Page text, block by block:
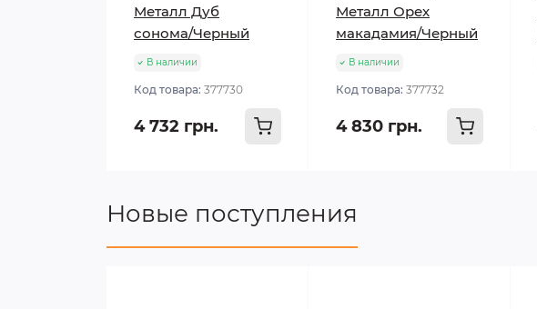
Металл Дуб
сонома/Черный
В наличии
Код товара: 377730
4 732 грн.
Металл Орех
макадамия/Черный
В наличии
Код товара: 377732
4 830 грн.
Новые поступления